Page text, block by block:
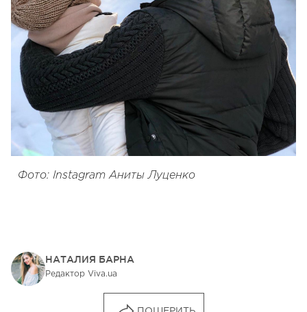
Фото: Instagram Аниты Луценко
НАТАЛИЯ БАРНА
Редактор Viva.ua